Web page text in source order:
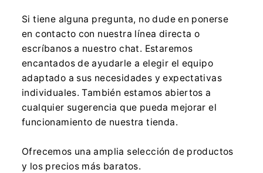
Si tiene alguna pregunta, no dude en ponerse
en contacto con nuestra línea directa o
escríbanos a nuestro chat. Estaremos
encantados de ayudarle a elegir el equipo
adaptado a sus necesidades y expectativas
individuales. También estamos abiertos a
cualquier sugerencia que pueda mejorar el
funcionamiento de nuestra tienda.
Ofrecemos una amplia selección de productos
y los precios más baratos.